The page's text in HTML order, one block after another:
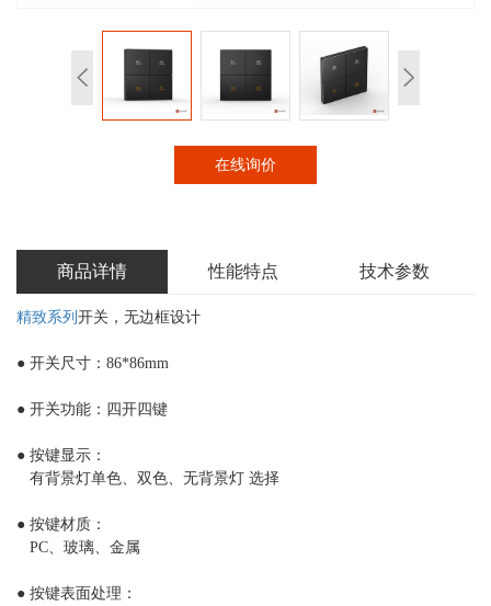
在线询价
商品详情 性能特点 技术参数
精致系列 开关，无边框设计
● 开关尺寸：86*86mm
● 开关功能：四开四键
● 按键显示：
有背景灯单色、双色、无背景灯 选择
● 按键材质：
PC、玻璃、金属
● 按键表面处理：